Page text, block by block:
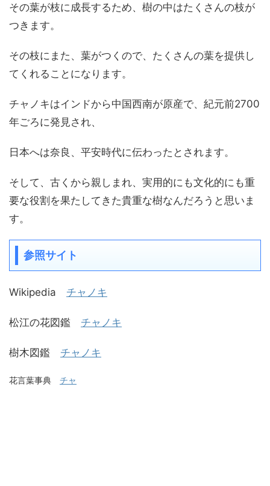
その葉が枝に成長するため、樹の中はたくさんの枝が
つきます。
その枝にまた、葉がつくので、たくさんの葉を提供し
てくれることになります。
チャノキはインドから中国西南が原産で、紀元前2700
年ごろに発見され、
日本へは奈良、平安時代に伝わったとされます。
そして、古くから親しまれ、実用的にも文化的にも重
要な役割を果たしてきた貴重な樹なんだろうと思いま
す。
参照サイト
Wikipedia チャノキ
松江の花図鑑 チャノキ
樹木図鑑 チャノキ
花言葉事典 チャ